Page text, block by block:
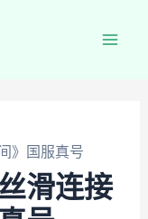
》国服真号
滑连接